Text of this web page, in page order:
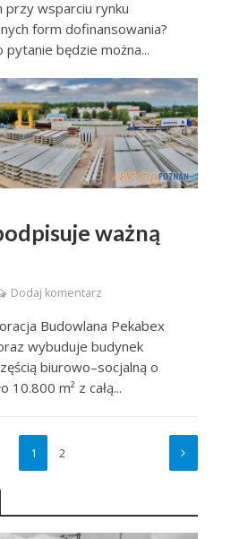
przy wsparciu rynku
form dofinansowania?
będzie można...
ważną
Dodaj komentarz
Budowlana Pekabex
wybuduje budynek
biurowo–socjalną o
10.800 m² z całą...
1 2